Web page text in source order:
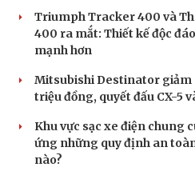
Triumph Tracker 400 và
400 ra mắt: Thiết kế độc
mạnh hơn
Mitsubishi Destinator giảm
triệu đồng, quyết đấu CX-5
Khu vực sạc xe điện chung
ứng những quy định an toàn
nào?